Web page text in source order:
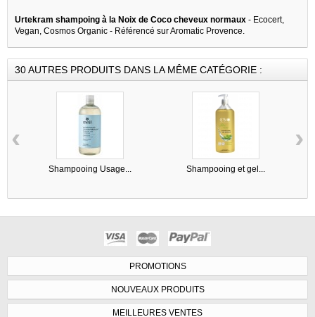
Urtekram shampoing à la Noix de Coco cheveux normaux - Ecocert,
Vegan, Cosmos Organic - Référencé sur Aromatic Provence.
30 AUTRES PRODUITS DANS LA MÊME CATÉGORIE :
Shampooing Usage... Shampooing et gel...
‹ ›
PROMOTIONS
NOUVEAUX PRODUITS
MEILLEURES VENTES